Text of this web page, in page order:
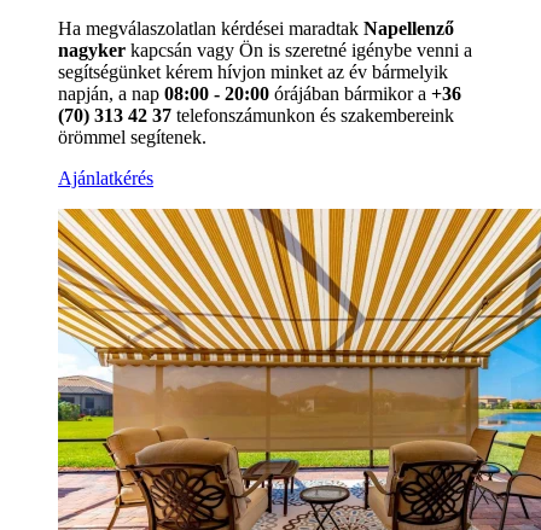
Ha megválaszolatlan kérdései maradtak Napellenző
nagyker kapcsán vagy Ön is szeretné igénybe venni a
segítségünket kérem hívjon minket az év bármelyik
napján, a nap 08:00 - 20:00 órájában bármikor a +36
(70) 313 42 37 telefonszámunkon és szakembereink
örömmel segítenek.
Ajánlatkérés